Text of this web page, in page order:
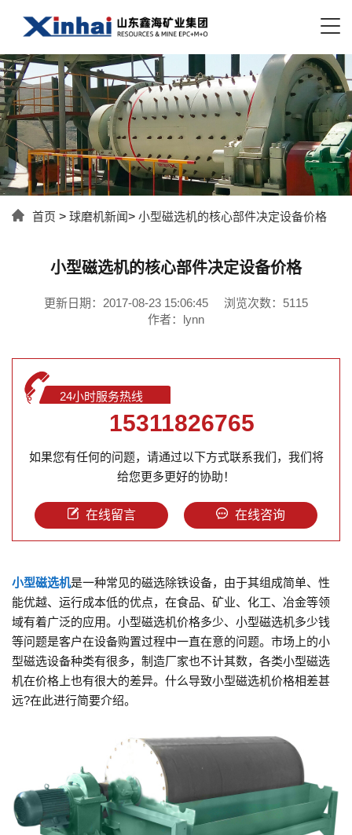
首页 > 球磨机新闻> 小型磁选机的核心部件决定设备价格
小型磁选机的核心部件决定设备价格
更新日期：2017-08-23 15:06:45
浏览次数：5115
作者：lynn
24小时服务热线
15311826765
如果您有任何的问题，请通过以下方式联系我们，我们将
给您更多更好的协助！
在线留言 在线咨询
小型磁选机是一种常见的磁选除铁设备，由于其组成简单、性
能优越、运行成本低的优点，在食品、矿业、化工、冶金等领
域有着广泛的应用。小型磁选机价格多少、小型磁选机多少钱
等问题是客户在设备购置过程中一直在意的问题。市场上的小
型磁选设备种类有很多，制造厂家也不计其数，各类小型磁选
机在价格上也有很大的差异。什么导致小型磁选机价格相差甚
远?在此进行简要介绍。